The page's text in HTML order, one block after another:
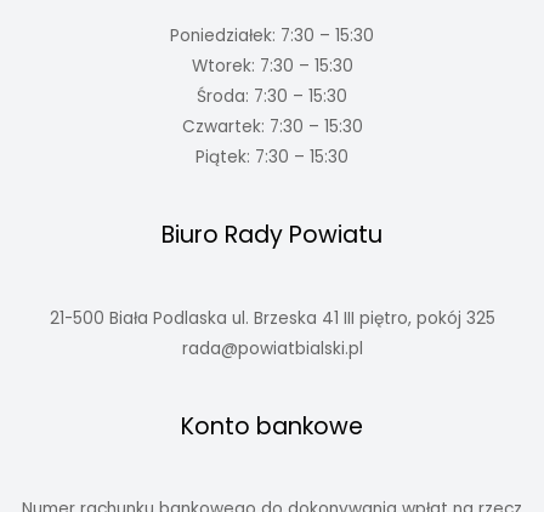
Poniedziałek: 7:30 – 15:30
Wtorek: 7:30 – 15:30
Środa: 7:30 – 15:30
Czwartek: 7:30 – 15:30
Piątek: 7:30 – 15:30
Biuro Rady Powiatu
21-500 Biała Podlaska ul. Brzeska 41 III piętro, pokój 325
rada@powiatbialski.pl
Konto bankowe